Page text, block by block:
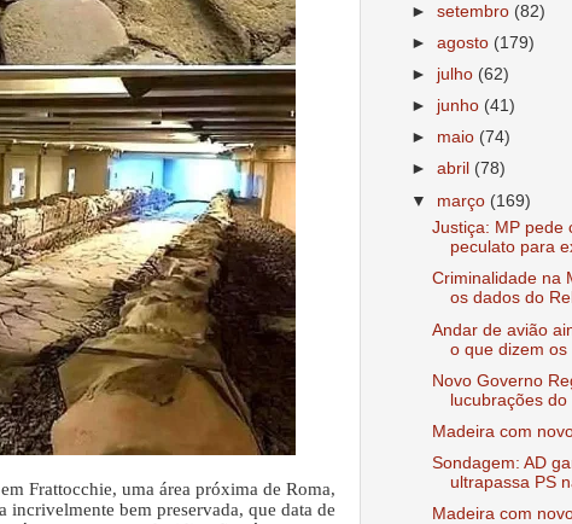
Frattocchie, uma área próxima de Roma,
incrivelmente bem preservada, que data de
►setembro (82)
►agosto (179)
► julho (62)
► junho (41)
► maio (74)
►abril (78)
▼ março (169)
Justiça: MP pede
peculato para
Criminalidade na
os dados do
Andar de avião
o que dizem os
Novo Governo
lucubrações do
Madeira com
Sondagem: AD
ultrapassa PS
Madeira com